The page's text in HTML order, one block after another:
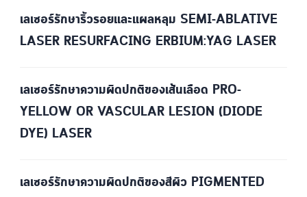
เลเซอร์รักษาริ้วรอยและแผลหลุม SEMI-ABLATIVE
LASER RESURFACING ERBIUM:YAG LASER
เลเซอร์รักษาความผิดปกติของเส้นเลือด PRO-
YELLOW OR VASCULAR LESION (DIODE
DYE) LASER
เลเซอร์รักษาความผิดปกติของสีผิว PIGMENTED